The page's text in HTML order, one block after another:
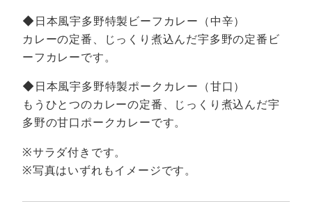
◆日本風宇多野特製ビーフカレー（中辛）
カレーの定番、じっくり煮込んだ宇多野の定番ビ
ーフカレーです。
◆日本風宇多野特製ポークカレー（甘口）
もうひとつのカレーの定番、じっくり煮込んだ宇
多野の甘口ポークカレーです。
※サラダ付きです。
※写真はいずれもイメージです。